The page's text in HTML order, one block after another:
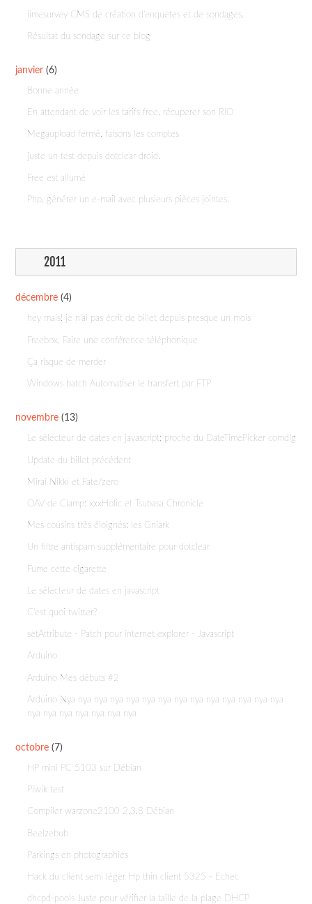
limesurvey CMS de création d'enquetes et de sondages.
Résultat du sondage sur ce blog
janvier (6)
Bonne année
En attendant de voir les tarifs free, récuperer son RIO
Megaupload fermé, faisons les comptes
juste un test depuis dotclear droid.
Free est allumé
Php, générer un e-mail avec plusieurs pièces jointes.
2011
décembre (4)
hey mais! je n'ai pas écrit de billet depuis presque un mois
Freebox, Faire une conférence téléphonique
Ça risque de merder
Windows batch Automatiser le transfert par FTP
novembre (13)
Le sélecteur de dates en javascript; proche du DateTimePicker comdlg
Update du billet précédent
Mirai Nikki et Fate/zero
OAV de Clamp: xxxHolic et Tsubasa Chronicle
Mes cousins très éloignés: les Gniark
Un filtre antispam supplémentaire pour dotclear
Fume cette cigarette
Le sélecteur de dates en javascript
C'est quoi twitter?
setAttribute - Patch pour internet explorer - Javascript
Arduino
Arduino Mes débuts #2
Arduino Nya nya nya nya nya nya nya nya nya nya nya nya nya nya
nya nya nya nya nya nya nya
octobre (7)
HP mini PC 5103 sur Débian
Piwik test
Compiler warzone2100 2.3.8 Débian
Beelzebub
Parkings en photographies
Hack du client semi léger Hp thin client 5325 - Echec
dhcpd-pools Juste pour vérifier la taille de la plage DHCP